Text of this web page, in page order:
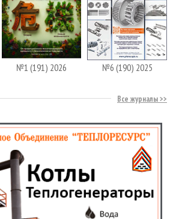
№1 (191) 2026 №6 (190) 2025
Все журналы